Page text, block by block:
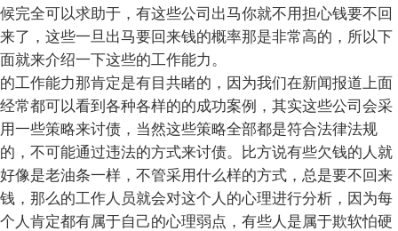
候完全可以求助于，有这些公司出马你就不用担心钱要不回
来了，这些一旦出马要回来钱的概率那是非常高的，所以下
面就来介绍一下这些的工作能力。
的工作能力那肯定是有目共睹的，因为我们在新闻报道上面
经常都可以看到各种各样的的成功案例，其实这些公司会采
用一些策略来讨债，当然这些策略全部都是符合法律法规
的，不可能通过违法的方式来讨债。比方说有些欠钱的人就
好像是老油条一样，不管采用什么样的方式，总是要不回来
钱，那么的工作人员就会对这个人的心理进行分析，因为每
个人肯定都有属于自己的心理弱点，有些人是属于欺软怕硬